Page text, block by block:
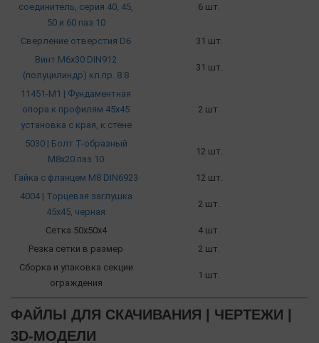
соединитель, серия 40, 45,
50 и 60 паз 10
6 шт.
Сверление отверстия D6
31 шт.
Винт М6х30 DIN912
(полуцилиндр) кл.пр. 8.8
31 шт.
11451-М1 | Фундаментная
опора к профилям 45х45
установка с края, к стене
2 шт.
5030 | Болт Т-образный
М8х20 паз 10
12 шт.
Гайка с фланцем М8 DIN6923
12 шт.
4004 | Торцевая заглушка
45х45, черная
2 шт.
Сетка 50х50х4
4 шт.
Резка сетки в размер
2 шт.
Сборка и упаковка секции
ограждения
1 шт.
ФАЙЛЫ ДЛЯ СКАЧИВАНИЯ | ЧЕРТЕЖИ |
3D-МОДЕЛИ